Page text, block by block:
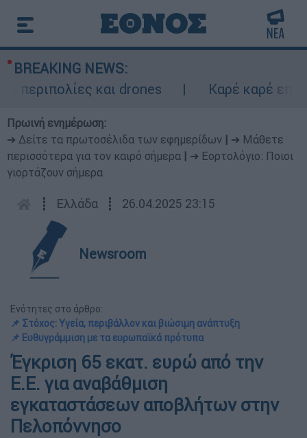
BREAKING NEWS:
και drones
Καρέ καρέ
Πρωινή ενημέρωση:
➔ Δείτε τα πρωτοσέλιδα των εφημερίδων
➔ Μάθετε
περισσότερα για τον καιρό σήμερα
➔ Εορτολόγιο: Ποιοι
γιορτάζουν σήμερα
┋ Ελλάδα ┋ 26.04.2025 23:15
Newsroom
Ενότητες στο άρθρο:
📌 Στόχος: Υγεία, περιβάλλον και βιώσιμη ανάπτυξη
📌 Ευθυγράμμιση με τα ευρωπαϊκά πρότυπα
Έγκριση 65 εκατ. ευρώ από την
Ε.Ε. για αναβάθμιση
εγκαταστάσεων αποβλήτων στην
Πελοπόννησο